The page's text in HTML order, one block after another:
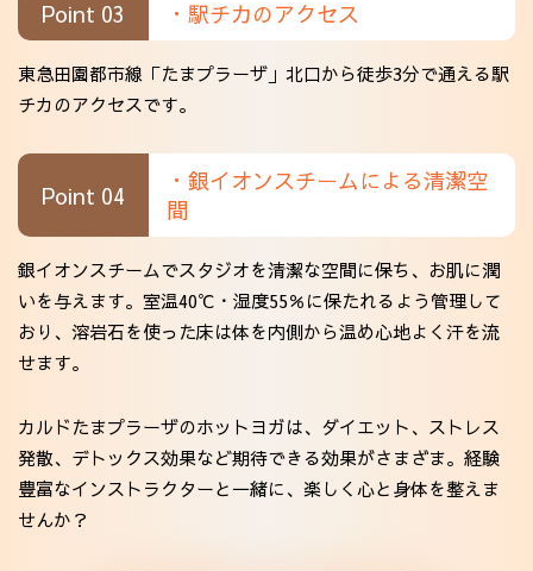
Point 03 ・駅チカのアクセス
東急田園都市線「たまプラーザ」北口から徒歩3分で通える駅
チカのアクセスです。
Point 04
・銀イオンスチームによる清潔空
間
銀イオンスチームでスタジオを清潔な空間に保ち、お肌に潤
いを与えます。室温40℃・湿度55％に保たれるよう管理して
おり、溶岩石を使った床は体を内側から温め心地よく汗を流
せます。
カルドたまプラーザのホットヨガは、ダイエット、ストレス
発散、デトックス効果など期待できる効果がさまざま。経験
豊富なインストラクターと一緒に、楽しく心と身体を整えま
せんか？